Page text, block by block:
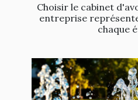
Choisir le cabinet
entreprise
chaque